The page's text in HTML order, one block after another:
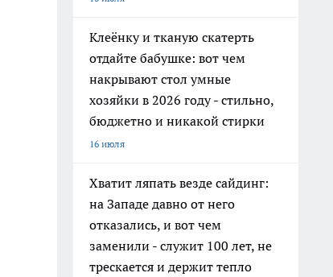
Клеёнку и тканую скатерть
отдайте бабушке: вот чем
накрывают стол умные
хозяйки в 2026 году - стильно,
бюджетно и никакой стирки
16 июля
Хватит ляпать везде сайдинг:
на Западе давно от него
отказались, и вот чем
заменили - служит 100 лет, не
трескается и держит тепло